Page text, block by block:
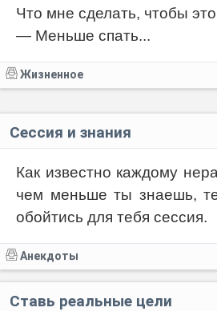
Что мне сделать, чтобы
— Меньше спать...
Жизненное
Сессия и знания
Как известно каждому
чем меньше ты знаешь,
обойтись для тебя сессия.
Анекдоты
Ставь реальные цели